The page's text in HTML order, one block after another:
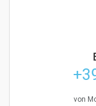
von